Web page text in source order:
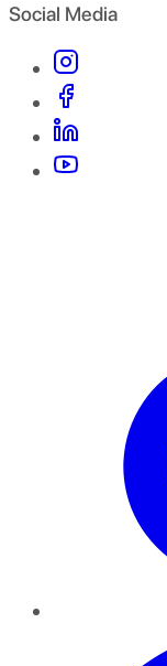
Social Media